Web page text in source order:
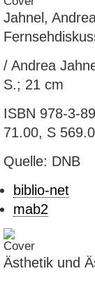
Jahnel,
/ Andrea
S.; 21 cm
ISBN 978-3-
71.00, S
Quelle: DNB
biblio-net
mab2
Ästhetik und